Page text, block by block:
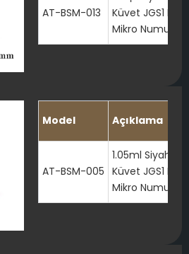
AT-BSM-013
Küvet JGS1
Mikro Numune
Model Açıklama
AT-BSM-005
1.05ml Siyah
Küvet JGS1
Mikro Numune